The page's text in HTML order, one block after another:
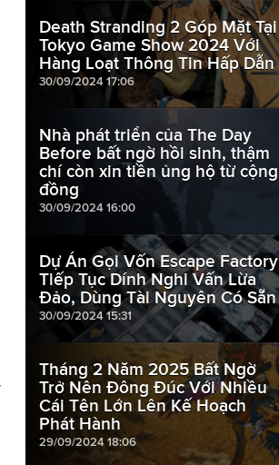
Death Stranding 2 Góp Mặt Tại
Tokyo Game Show 2024 Với
Hàng Loạt Thông Tin Hấp Dẫn
30/09/2024 17:06
Nhà phát triển của The Day
Before bất ngờ hồi sinh, thậm
chí còn xin tiền ủng hộ từ cộng
đồng
30/09/2024 16:00
Dự Án Gọi Vốn Escape Factory
Tiếp Tục Dính Nghi Vấn Lừa
Đảo, Dùng Tài Nguyên Có Sẵn
30/09/2024 15:31
Tháng 2 Năm 2025 Bất Ngờ
Trở Nên Đông Đúc Với Nhiều
Cái Tên Lớn Lên Kế Hoạch
Phát Hành
29/09/2024 18:06